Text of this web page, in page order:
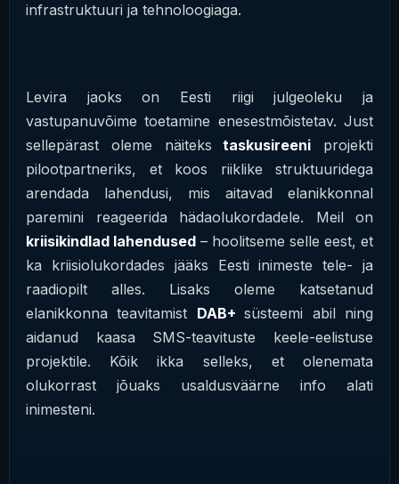
infrastruktuuri ja tehnoloogiaga.
Levira jaoks on Eesti riigi julgeoleku ja
vastupanuvõime toetamine enesestmõistetav. Just
sellepärast oleme näiteks taskusireeni projekti
pilootpartneriks, et koos riiklike struktuuridega
arendada lahendusi, mis aitavad elanikkonnal
paremini reageerida hädaolukordadele. Meil on
kriisikindlad lahendused – hoolitseme selle eest, et
ka kriisiolukordades jääks Eesti inimeste tele- ja
raadiopilt alles. Lisaks oleme katsetanud
elanikkonna teavitamist DAB+süsteemi abil ning
aidanud kaasa SMS-teavituste keele-eelistuse
projektile. Kõik ikka selleks, et olenemata
olukorrast jõuaks usaldusväärne info alati
inimesteni.